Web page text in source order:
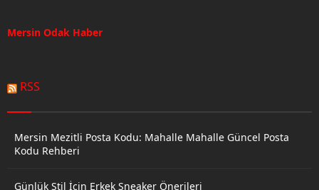
Mersin Odak Haber
RSS
Mersin Mezitli Posta Kodu: Mahalle Mahalle Güncel Posta
Kodu Rehberi
Günlük Stil İçin Erkek Sneaker Önerileri